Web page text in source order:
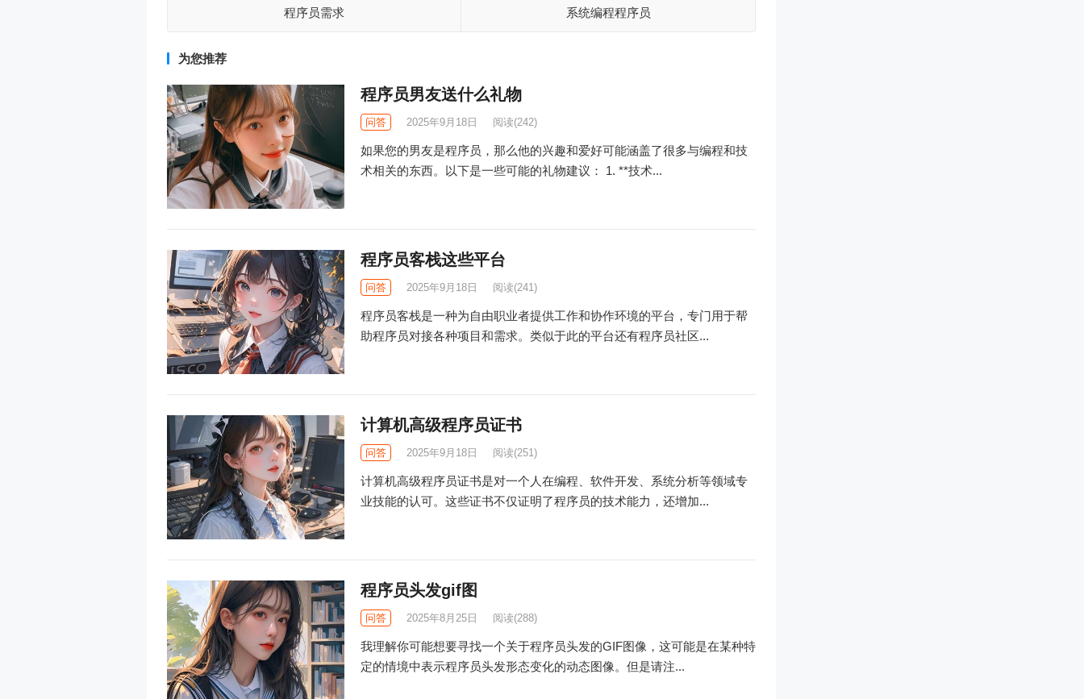
程序员需求
系统编程程序员
为您推荐
程序员男友送什么礼物
问答 2025年9月18日 阅读(242)
如果您的男友是程序员，那么他的兴趣和爱好可能涵盖了很多与编程和技
术相关的东西。以下是一些可能的礼物建议： 1. **技术...
程序员客栈这些平台
问答 2025年9月18日 阅读(241)
程序员客栈是一种为自由职业者提供工作和协作环境的平台，专门用于帮
助程序员对接各种项目和需求。类似于此的平台还有程序员社区...
计算机高级程序员证书
问答 2025年9月18日 阅读(251)
计算机高级程序员证书是对一个人在编程、软件开发、系统分析等领域专
业技能的认可。这些证书不仅证明了程序员的技术能力，还增加...
程序员头发gif图
问答 2025年8月25日 阅读(288)
我理解你可能想要寻找一个关于程序员头发的GIF图像，这可能是在某种特
定的情境中表示程序员头发形态变化的动态图像。但是请注...